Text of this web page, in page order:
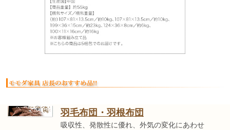
羽毛布団・羽根布団
吸収性、発散性に優れ、外気の変化にあわせ